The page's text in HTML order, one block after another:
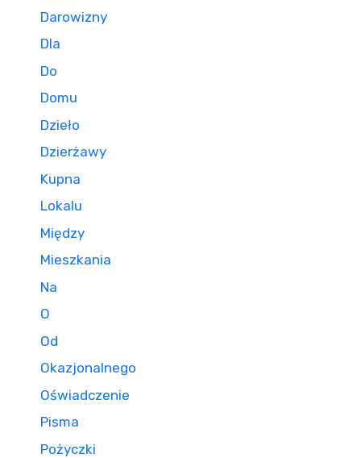
Darowizny
Dla
Do
Domu
Dzieło
Dzierżawy
Kupna
Lokalu
Między
Mieszkania
Na
O
Od
Okazjonalnego
Oświadczenie
Pisma
Pożyczki